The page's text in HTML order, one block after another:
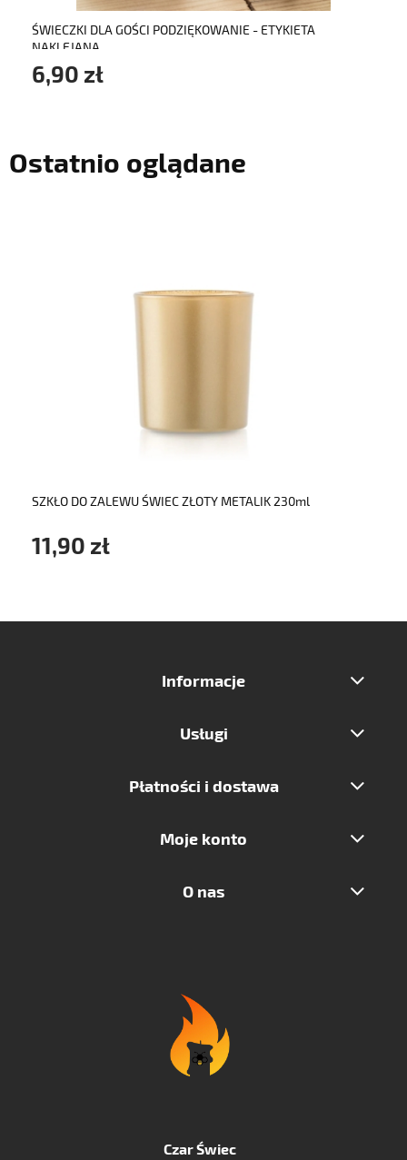
ŚWIECZKI DLA GOŚCI PODZIĘKOWANIE - ETYKIETA
NAKLEJANA
6,90 zł
Ostatnio oglądane
SZKŁO DO ZALEWU ŚWIEC ZŁOTY METALIK 230ml
11,90 zł
Informacje
Usługi
Płatności i dostawa
Moje konto
O nas
Czar Świec